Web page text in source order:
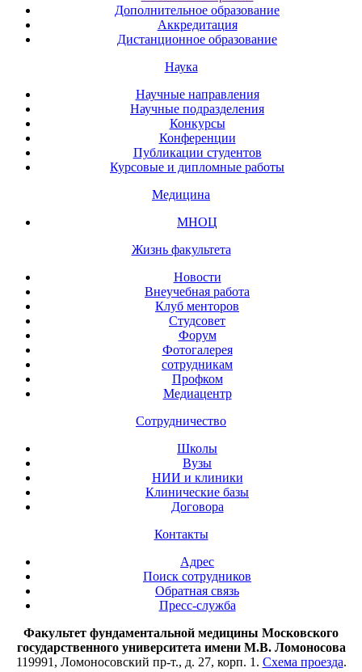
Дополнительное образование
Аккредитация
Дистанционное образование
Наука
Научные направления
Научные подразделения
Конкурсы
Конференции
Публикации студентов
Курсовые и дипломные работы
Медицина
МНОЦ
Жизнь факультета
Новости
Внеучебная работа
Клуб менторов
Студсовет
Форум
Фотогалерея
сотрудникам
Профком
Медиацентр
Сотрудничество
Школы
Вузы
НИИ и клиники
Клинические базы
Договора
Контакты
Адрес
Поиск сотрудников
Обратная связь
Пресс-служба
Факультет фундаментальной медицины Московского
государственного университета имени М.В. Ломоносова
119991, Ломоносовский пр-т., д. 27, корп. 1. Схема проезда.